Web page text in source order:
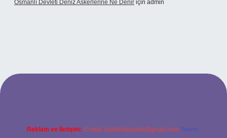
Osmanlı Devleti Deniz Askerlerine Ne Denir için admin
giriş
Reklam ve İletişim: E-mail: backlinkpaneli@gmail.com Teams: